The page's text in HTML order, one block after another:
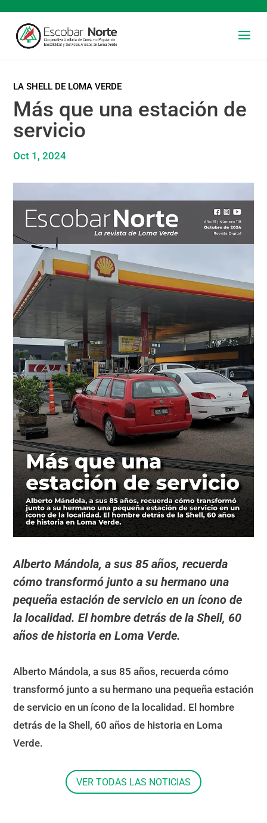
LA SHELL DE LOMA VERDE
Más que una estación de
servicio
Oct 1, 2024
Alberto Mándola, a sus 85 años, recuerda
cómo transformó junto a su hermano una
pequeña estación de servicio en un ícono de
la localidad. El hombre detrás de la Shell, 60
años de historia en Loma Verde.
Alberto Mándola, a sus 85 años, recuerda cómo
transformó junto a su hermano una pequeña estación
de servicio en un ícono de la localidad. El hombre
detrás de la Shell, 60 años de historia en Loma
Verde.
VER TODAS LAS NOTICIAS